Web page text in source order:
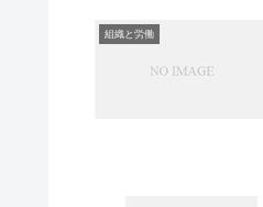
組織と労働